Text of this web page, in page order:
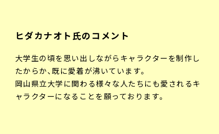
ヒダカナオト氏のコメント
大学生の頃を思い出しながらキャラクターを制作し
たからか、既に愛着が沸いています。
岡山県立大学に関わる様々な人たちにも愛されるキ
ャラクターになることを願っております。